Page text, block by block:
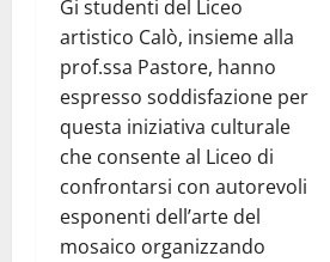
Gi studenti del Liceo
artistico Calò, insieme alla
prof.ssa Pastore, hanno
espresso soddisfazione per
questa iniziativa culturale
che consente al Liceo di
confrontarsi con autorevoli
esponenti dell’arte del
mosaico organizzando